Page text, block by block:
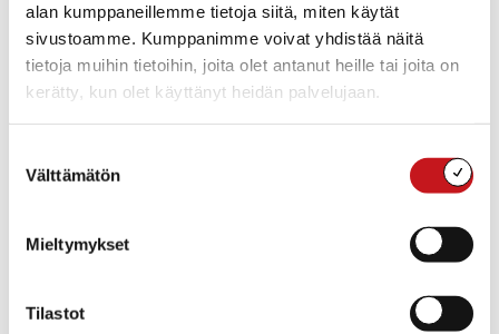
alan kumppaneillemme tietoja siitä, miten käytät
sivustoamme. Kumppanimme voivat yhdistää näitä
tietoja muihin tietoihin, joita olet antanut heille tai joita on
kerätty, kun olet käyttänyt heidän palvelujaan.
valinta
Välttämätön
Mieltymykset
Tilastot
TIEDOT
Päivämäärä:
torstai 23.7.2026
Aika:
17:00 - 17:30
Ilmainen
Hyvinvointi
Tapahtuma tagia:
tapahtumat
kesä,kesäasukas
JÄRJESTÄJÄ
Kerkonkosken Ketterä